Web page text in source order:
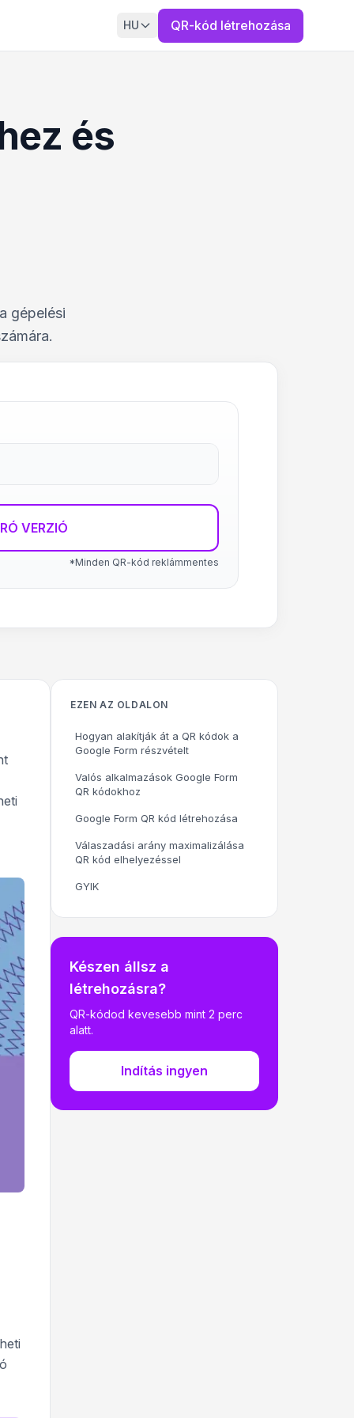
HU QR-kód létrehozása
és
gépelési
VERZIÓ
*Minden QR-kód reklámmentes
EZEN AZ OLDALON
Hogyan alakítják át a QR kódok a
Google Form részvételt
Valós alkalmazások Google Form
QR kódokhoz
Google Form QR kód létrehozása
Válaszadási arány maximalizálása
QR kód elhelyezéssel
GYIK
Készen állsz a
létrehozásra?
QR-kódod kevesebb mint 2 perc
alatt.
Indítás ingyen